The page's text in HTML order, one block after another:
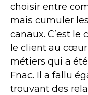
choisir entre
mais cumuler
canaux. C’est
le client au cœur
métiers qui a
Fnac. Il a fallu
trouvant des